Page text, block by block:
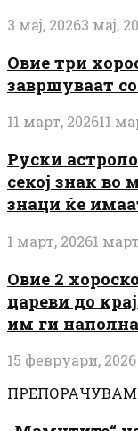
3 мај, 20263 мај,
Овие три
завршуваат
11 март, 202611
Руски
секој знак во
знаци ќе
1 март, 20261
Овие 2
цареви до
им ги
15 февруари, 2026